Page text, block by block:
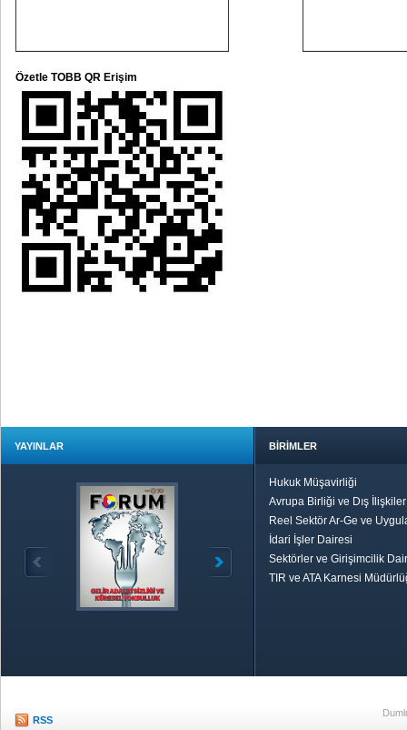
Özetle TOBB QR Erişim
YAYINLAR BİRİMLER
Hukuk Müşavirliği
Avrupa Birliği ve Dış
Reel Sektör Ar-Ge ve
İdari İşler Dairesi
Sektörler ve Girişimcilik
TIR ve ATA Karnesi
RSS